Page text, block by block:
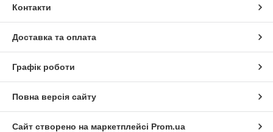
Контакти
Доставка та оплата
Графік роботи
Повна версія сайту
Сайт створено на маркетплейсі Prom.ua